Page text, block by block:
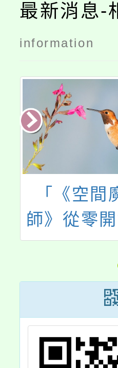
最新消息-
information
「《空間
師》從零
製空間結